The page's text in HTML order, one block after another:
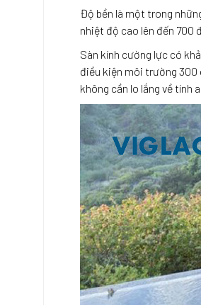
Độ bền là một trong
nhiệt độ cao lên đến 700
Sàn kính cường lực có
điều kiện môi trường 300
không cần lo lắng về tính